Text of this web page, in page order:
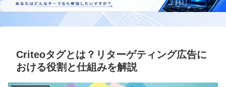
Criteoタグとは？リターゲティング広告に
おける役割と仕組みを解説